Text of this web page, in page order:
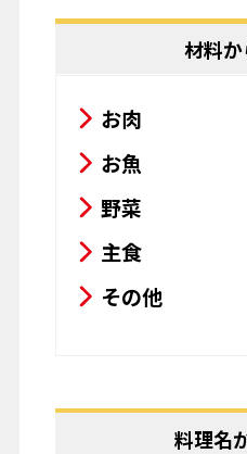
材料
お肉
お魚
野菜
主食
その他
料理名